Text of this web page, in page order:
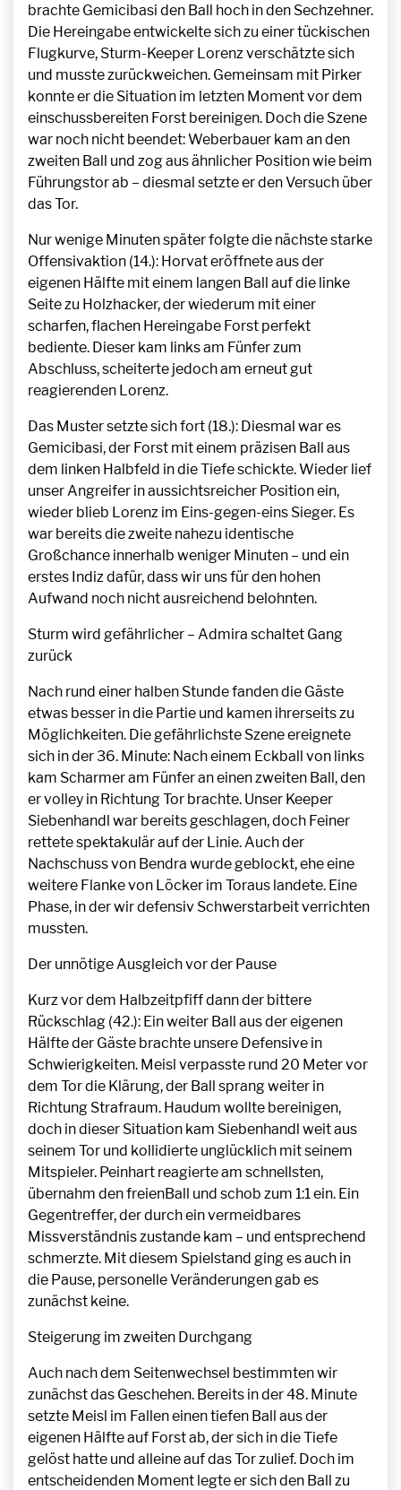
brachte Gemicibasi den Ball hoch in den Sechzehner.
Die Hereingabe entwickelte sich zu einer tückischen
Flugkurve, Sturm-Keeper Lorenz verschätzte sich
und musste zurückweichen. Gemeinsam mit Pirker
konnte er die Situation im letzten Moment vor dem
einschussbereiten Forst bereinigen. Doch die Szene
war noch nicht beendet: Weberbauer kam an den
zweiten Ball und zog aus ähnlicher Position wie beim
Führungstor ab – diesmal setzte er den Versuch über
das Tor.
Nur wenige Minuten später folgte die nächste starke
Offensivaktion (14.): Horvat eröffnete aus der
eigenen Hälfte mit einem langen Ball auf die linke
Seite zu Holzhacker, der wiederum mit einer
scharfen, flachen Hereingabe Forst perfekt
bediente. Dieser kam links am Fünfer zum
Abschluss, scheiterte jedoch am erneut gut
reagierenden Lorenz.
Das Muster setzte sich fort (18.): Diesmal war es
Gemicibasi, der Forst mit einem präzisen Ball aus
dem linken Halbfeld in die Tiefe schickte. Wieder lief
unser Angreifer in aussichtsreicher Position ein,
wieder blieb Lorenz im Eins-gegen-eins Sieger. Es
war bereits die zweite nahezu identische
Großchance innerhalb weniger Minuten – und ein
erstes Indiz dafür, dass wir uns für den hohen
Aufwand noch nicht ausreichend belohnten.
Sturm wird gefährlicher – Admira schaltet Gang
zurück
Nach rund einer halben Stunde fanden die Gäste
etwas besser in die Partie und kamen ihrerseits zu
Möglichkeiten. Die gefährlichste Szene ereignete
sich in der 36. Minute: Nach einem Eckball von links
kam Scharmer am Fünfer an einen zweiten Ball, den
er volley in Richtung Tor brachte. Unser Keeper
Siebenhandl war bereits geschlagen, doch Feiner
rettete spektakulär auf der Linie. Auch der
Nachschuss von Bendra wurde geblockt, ehe eine
weitere Flanke von Löcker im Toraus landete. Eine
Phase, in der wir defensiv Schwerstarbeit verrichten
mussten.
Der unnötige Ausgleich vor der Pause
Kurz vor dem Halbzeitpfiff dann der bittere
Rückschlag (42.): Ein weiter Ball aus der eigenen
Hälfte der Gäste brachte unsere Defensive in
Schwierigkeiten. Meisl verpasste rund 20 Meter vor
dem Tor die Klärung, der Ball sprang weiter in
Richtung Strafraum. Haudum wollte bereinigen,
doch in dieser Situation kam Siebenhandl weit aus
seinem Tor und kollidierte unglücklich mit seinem
Mitspieler. Peinhart reagierte am schnellsten,
übernahm den freienBall und schob zum 1:1 ein. Ein
Gegentreffer, der durch ein vermeidbares
Missverständnis zustande kam – und entsprechend
schmerzte. Mit diesem Spielstand ging es auch in
die Pause, personelle Veränderungen gab es
zunächst keine.
Steigerung im zweiten Durchgang
Auch nach dem Seitenwechsel bestimmten wir
zunächst das Geschehen. Bereits in der 48. Minute
setzte Meisl im Fallen einen tiefen Ball aus der
eigenen Hälfte auf Forst ab, der sich in die Tiefe
gelöst hatte und alleine auf das Tor zulief. Doch im
entscheidenden Moment legte er sich den Ball zu